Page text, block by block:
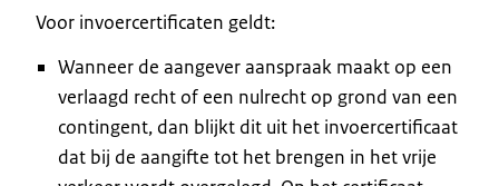
Voor invoercertificaten geldt:
Wanneer de aangever aanspraak maakt op een
verlaagd recht of een nulrecht op grond van een
contingent, dan blijkt dit uit het invoercertificaat
dat bij de aangifte tot het brengen in het vrije